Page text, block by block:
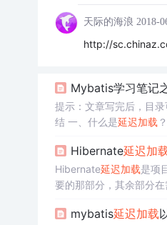
天际的海浪 2018-
http://
Mybatis学习笔记
结 一、什么是延迟加载
功。 Mybatis的延迟加载
Hibernate延迟加
Hibernate延迟加载是项
要的那部分，其余部分
加载mybatis延迟加载